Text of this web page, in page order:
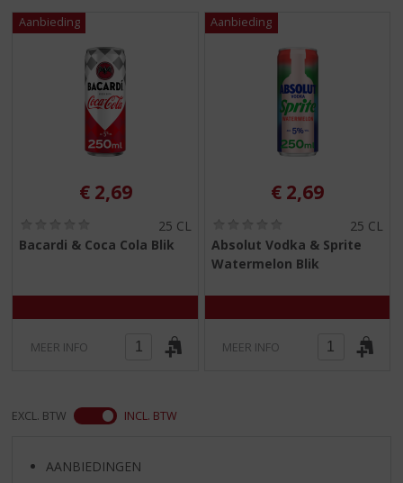
p
n
a
a
€ 2,69
,
5
25 CL
Bacardi & Coca Cola Blik
MEER INFO
€ 2,69
,
0
5
25 CL
Absolut Vodka & Sprite
Watermelon Blik
MEER INFO
EXCL. BTW INCL. BTW
AANBIEDINGEN